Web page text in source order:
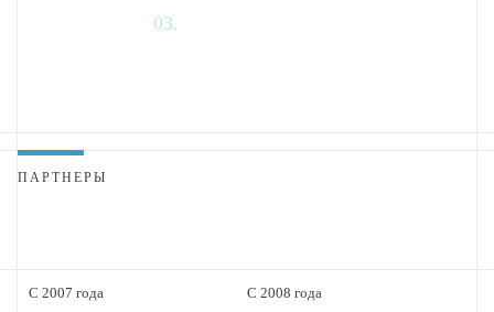
03.
ПАРТНЕРЫ
С 2007 года С 2008 года